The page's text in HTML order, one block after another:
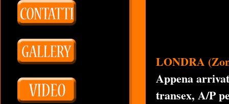
LONDRA
Appena
transex, A/P